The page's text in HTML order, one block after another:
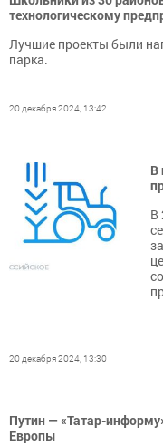
технологическому
Лучшие проекты были
парка.
20 декабря 2024, 13:42
В
В
20 декабря 2024, 13:30
Путин — «Татар-
Европы